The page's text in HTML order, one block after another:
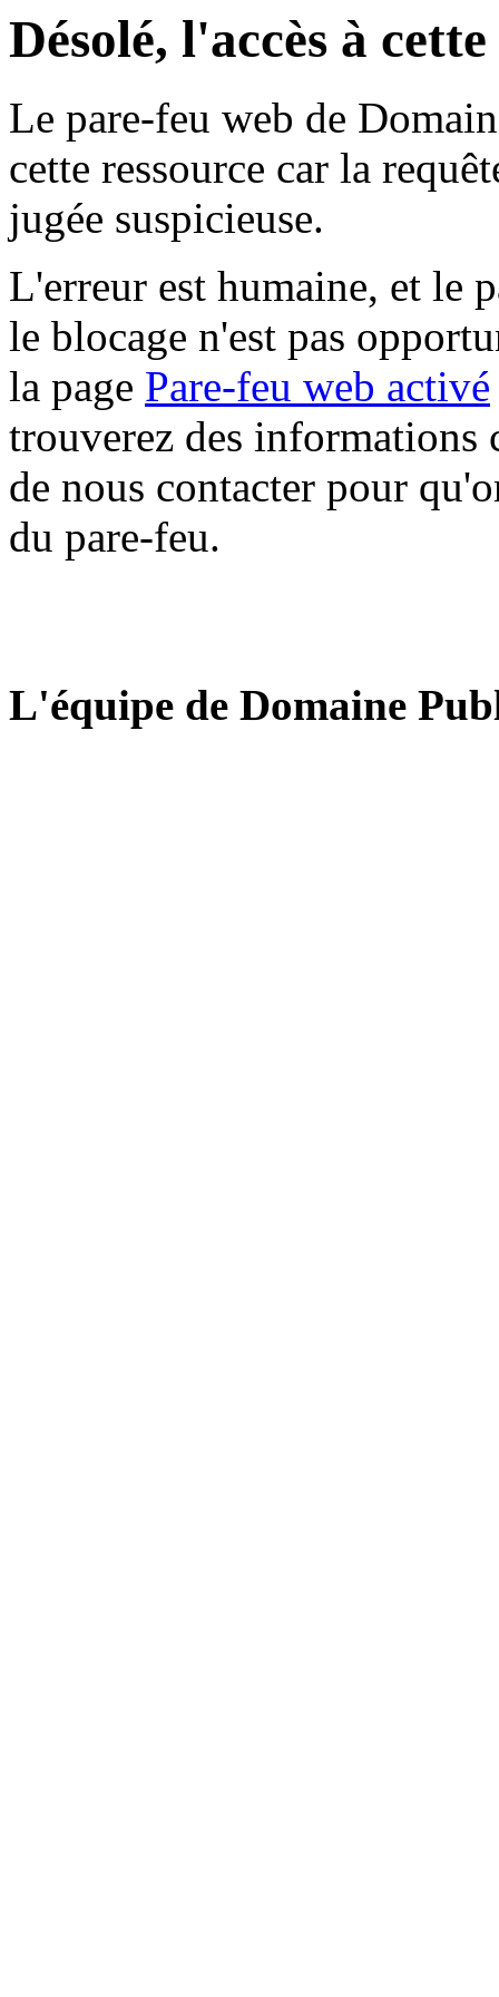
Désolé, l'accès à
Le pare-feu web de
cette ressource car la
jugée suspicieuse.
L'erreur est humaine, et le
le blocage n'est pas
la page Pare-feu web activé
trouverez des informations
de nous contacter pour
du pare-feu.
L'équipe de Domaine